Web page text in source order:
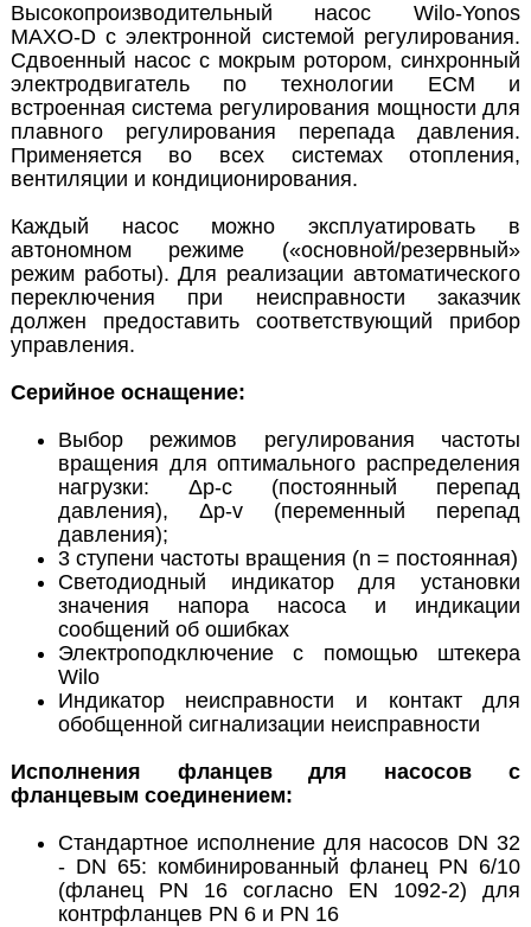
Высокопроизводительный насос Wilo-Yonos
MAXO-D с электронной системой регулирования.
Сдвоенный насос с мокрым ротором, синхронный
электродвигатель по технологии ECM и
встроенная система регулирования мощности для
плавного регулирования перепада давления.
Применяется во всех системах отопления,
вентиляции и кондиционирования.
Каждый насос можно эксплуатировать в
автономном режиме («основной/резервный»
режим работы). Для реализации автоматического
переключения при неисправности заказчик
должен предоставить соответствующий прибор
управления.
Серийное оснащение:
Выбор режимов регулирования частоты
вращения для оптимального распределения
нагрузки: Δp-c (постоянный перепад
давления), Δp-v (переменный перепад
давления);
3 ступени частоты вращения (n = постоянная)
Светодиодный индикатор для установки
значения напора насоса и индикации
сообщений об ошибках
Электроподключение с помощью штекера
Wilo
Индикатор неисправности и контакт для
обобщенной сигнализации неисправности
Исполнения фланцев для насосов с
фланцевым соединением:
Стандартное исполнение для насосов DN 32
- DN 65: комбинированный фланец PN 6/10
(фланец PN 16 согласно EN 1092-2) для
контрфланцев PN 6 и PN 16